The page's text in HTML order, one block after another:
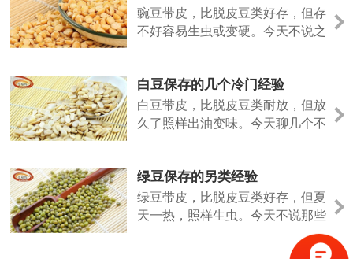
豌豆带皮，比脱皮豆类好存，但存
不好容易生虫或变硬。今天不说之
白豆保存的几个冷门经验
白豆带皮，比脱皮豆类耐放，但放
久了照样出油变味。今天聊几个不
绿豆保存的另类经验
绿豆带皮，比脱皮豆类好存，但夏
天一热，照样生虫。今天不说那些
老话，聊几个实际用过的小招。